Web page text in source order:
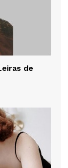
de